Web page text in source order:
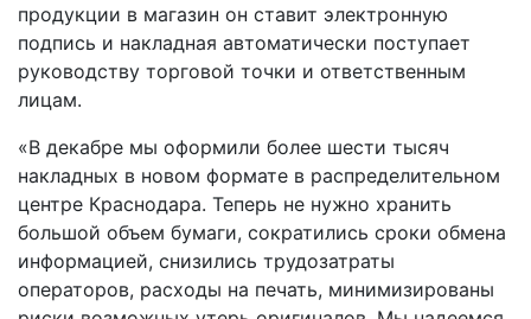
продукции в магазин он ставит электронную
подпись и накладная автоматически поступает
руководству торговой точки и ответственным
лицам.
«В декабре мы оформили более шести тысяч
накладных в новом формате в распределительном
центре Краснодара. Теперь не нужно хранить
большой объем бумаги, сократились сроки обмена
информацией, снизились трудозатраты
операторов, расходы на печать, минимизированы